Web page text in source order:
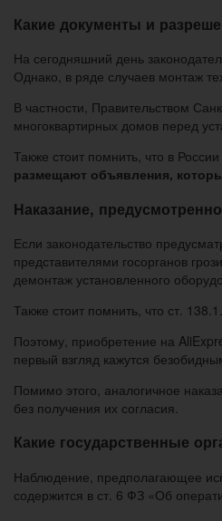
Какие документы и
На сегодняшний день
Однако, в ряде случаев монтаж
В частности, Правительством
многоквартирных домов перед
Также стоит помнить, что в
размещают объявления,
Наказание,
Если законодательство
представителями госорганов
демонтаж установленного
Также стоит помнить, что ст.
Поэтому, приобретение на
первый взгляд кажутся
Помимо этого, аналогичное
без получения их согласия.
Какие государственные
Наблюдение, предполагающее
содержится в ст. 6 ФЗ «Об